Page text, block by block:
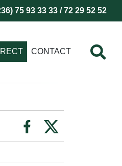
75 93 33 33 / 72 29 52 52
CONTACT